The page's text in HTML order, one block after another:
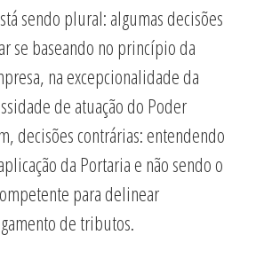
sendo plural: algumas decisões
se baseando no princípio da
na excepcionalidade da
de atuação do Poder
decisões contrárias: entendendo
da Portaria e não sendo o
para delinear
de tributos.